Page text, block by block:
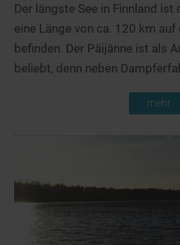
Der längste See in Finnland ist
eine Länge von ca. 120 km
befinden. Der Päijänne ist als
beliebt, denn neben
mehr